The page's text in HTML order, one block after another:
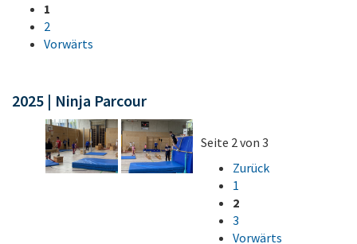
1
2
Vorwärts
2025 | Ninja Parcour
Seite 2 von 3
Zurück
1
2
3
Vorwärts